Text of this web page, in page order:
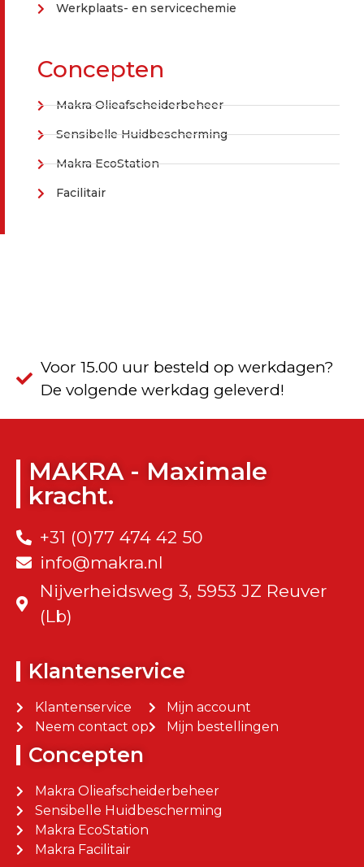
Werkplaats- en servicechemie
Concepten
Makra Olieafscheiderbeheer
Sensibelle Huidbescherming
Makra EcoStation
Facilitair
Voor 15.00 uur besteld op werkdagen?
De volgende werkdag geleverd!
MAKRA - Maximale
kracht.
+31 (0)77 474 42 50
info@makra.nl
Nijverheidsweg 3, 5953 JZ Reuver
(Lb)
Klantenservice
Klantenservice
Neem contact op
Mijn account
Mijn bestellingen
Concepten
Makra Olieafscheiderbeheer
Sensibelle Huidbescherming
Makra EcoStation
Makra Facilitair